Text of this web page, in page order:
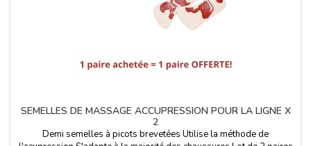
SEMELLES DE MASSAGE ACCUPRESSION POUR LA LIGNE X
2
Demi semelles à picots brevetées Utilise la méthode de